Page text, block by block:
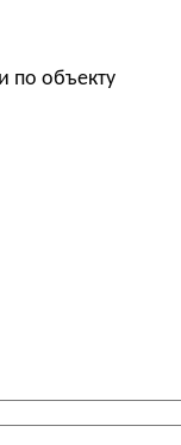
по объекту